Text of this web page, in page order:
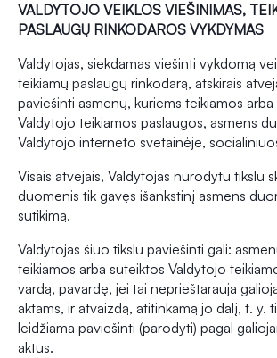
VALDYTOJO VEIKLOS VIEŠINIMAS,
PASLAUGŲ RINKODAROS VYKDYMAS
Valdytojas, siekdamas viešinti vykdomą
teikiamų paslaugų rinkodarą, atskirais
paviešinti asmenų, kuriems teikiamos
Valdytojo teikiamos paslaugos, asmens
Valdytojo interneto svetainėje,
Visais atvejais, Valdytojas nurodytu tikslu
duomenis tik gavęs išankstinį asmens
sutikimą.
Valdytojas šiuo tikslu paviešinti gali:
teikiamos arba suteiktos Valdytojo
vardą, pavardę, jei tai neprieštarauja
aktams, ir atvaizdą, atitinkamą jo dalį, t. y.
leidžiama paviešinti (parodyti) pagal
aktus.